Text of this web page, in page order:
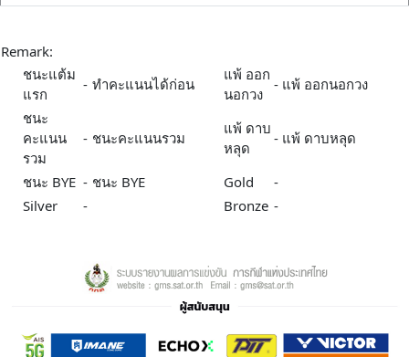
Remark:
ชนะแต้ม
แรก
- ทำคะแนนได้ก่อน
แพ้ ออก
นอกวง
- แพ้ ออกนอกวง
ชนะ
คะแนน
รวม
- ชนะคะแนนรวม
แพ้ ดาบ
หลุด
- แพ้ ดาบหลุด
ชนะ BYE - ชนะ BYE Gold
-
Silver
- Bronze -